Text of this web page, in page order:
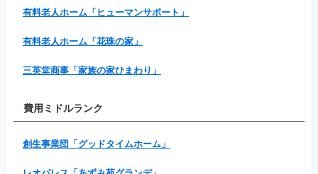
有料老人ホーム「ヒューマンサポート」
有料老人ホーム「花珠の家」
三英堂商事「家族の家ひまわり」
費用ミドルランク
創生事業団「グッドタイムホーム」